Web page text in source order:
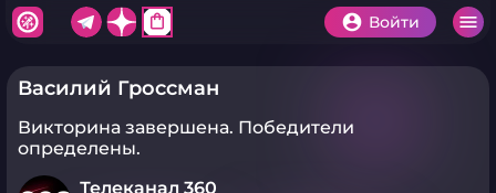
shopping_bag Войти
Василий Гроссман
Викторина завершена. Победители
определены.
Телеканал 360